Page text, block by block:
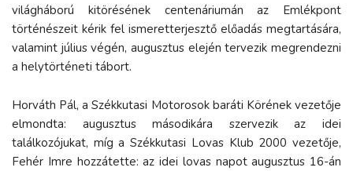
világháború kitörésének centenáriumán az Emlékpont
történészeit kérik fel ismeretterjesztő előadás megtartására,
valamint július végén, augusztus elején tervezik megrendezni
a helytörténeti tábort.
Horváth Pál, a Székkutasi Motorosok baráti Körének vezetője
elmondta: augusztus másodikára szervezik az idei
találkozójukat, míg a Székkutasi Lovas Klub 2000 vezetője,
Fehér Imre hozzátette: az idei lovas napot augusztus 16-án